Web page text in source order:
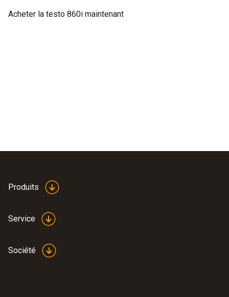
Acheter la testo 860i maintenant
Produits
Service
Société